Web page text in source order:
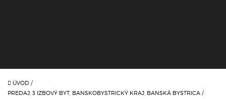
ÚVOD /
PREDAJ, 3 IZBOVÝ BYT, BANSKOBYSTRICKÝ KRAJ, BANSKÁ BYSTRICA /